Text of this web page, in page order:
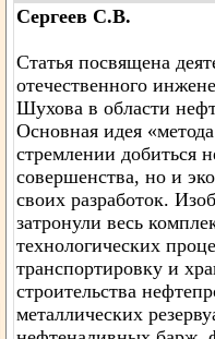
Сергеев С.В.
Статья посвящена
отечественного
Шухова в области
Основная идея
стремлении добиться
совершенства, но и
своих разработок.
затронули весь
технологических
транспортировку и
строительства
металлических